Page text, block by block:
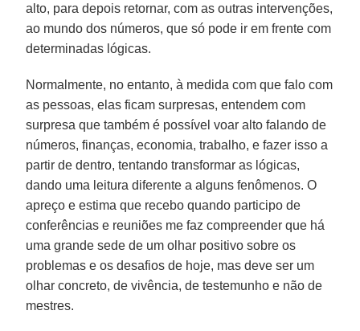
alto, para depois retornar, com as outras intervenções,
ao mundo dos números, que só pode ir em frente com
determinadas lógicas.
Normalmente, no entanto, à medida com que falo com
as pessoas, elas ficam surpresas, entendem com
surpresa que também é possível voar alto falando de
números, finanças, economia, trabalho, e fazer isso a
partir de dentro, tentando transformar as lógicas,
dando uma leitura diferente a alguns fenômenos. O
apreço e estima que recebo quando participo de
conferências e reuniões me faz compreender que há
uma grande sede de um olhar positivo sobre os
problemas e os desafios de hoje, mas deve ser um
olhar concreto, de vivência, de testemunho e não de
mestres.